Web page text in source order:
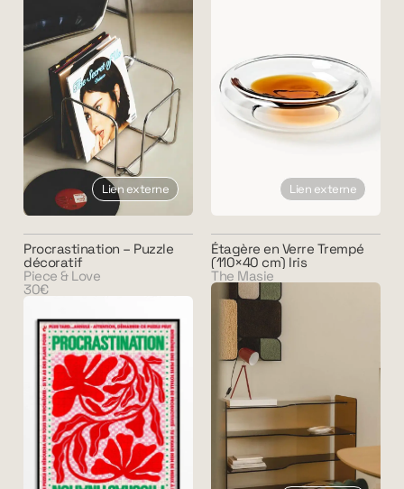
Lien externe Lien externe
Procrastination – Puzzle
décoratif
Piece & Love
30€
Étagère en Verre Trempé
(110×40 cm) Iris
The Masie